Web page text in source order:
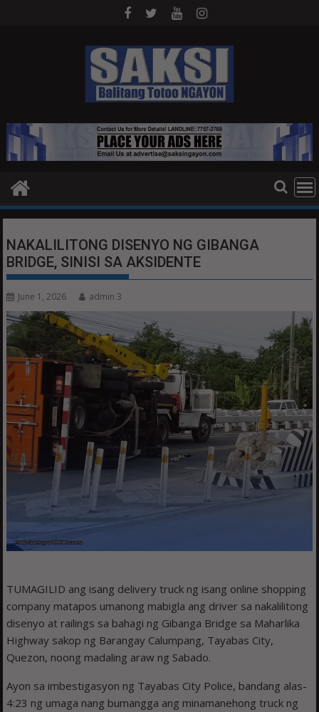
NAKALILITONG DISENYO NG GIBANGA
BRIDGE, SINISI SA AKSIDENTE
June 1, 2026 admin 3
TUMAGILID ang isang delivery truck ng isang online shopping
company matapos umanong mabigla ang driver sa nakalilitong
disenyo at railings sa bahagi ng Gibanga Bridge sa Maharlika
Highway sakop ng Barangay Calumpang, Tayabas City,
Quezon, noong madaling araw ng Sabado.
Ayon sa imbestigasyon ng Tayabas City Police, bandang alas-
4:23 ng umaga nang bumangga ang minamanehong truck ng